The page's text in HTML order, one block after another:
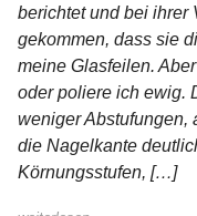
berichtet und bei ihrer
gekommen, dass sie
meine Glasfeilen.
oder poliere ich ewig.
weniger Abstufungen,
die Nagelkante
Körnungsstufen, […]